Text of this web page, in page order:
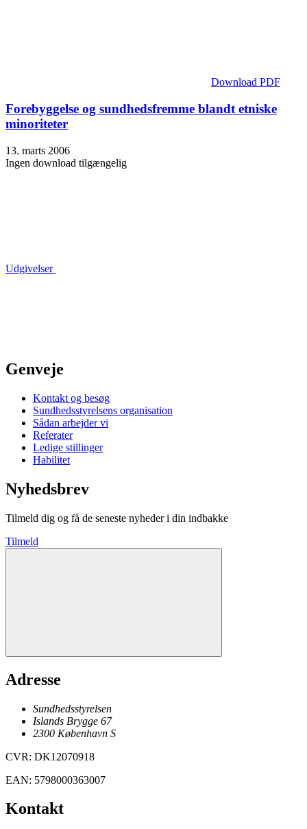
Download PDF
Forebyggelse og sundhedsfremme blandt etniske
minoriteter
13. marts 2006
Ingen download tilgængelig
Udgivelser
Genveje
Kontakt og besøg
Sundhedsstyrelsens organisation
Sådan arbejder vi
Referater
Ledige stillinger
Habilitet
Nyhedsbrev
Tilmeld dig og få de seneste nyheder i din indbakke
Tilmeld
Adresse
Sundhedsstyrelsen
Islands Brygge 67
2300 København S
CVR: DK12070918
EAN: 5798000363007
Kontakt